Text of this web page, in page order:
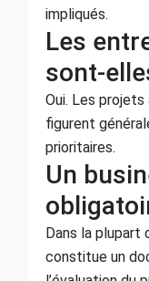
impliqués.
Les
sont-
Oui. Les
figurent
prioritaires.
Un
Dans la plupart
constitue un